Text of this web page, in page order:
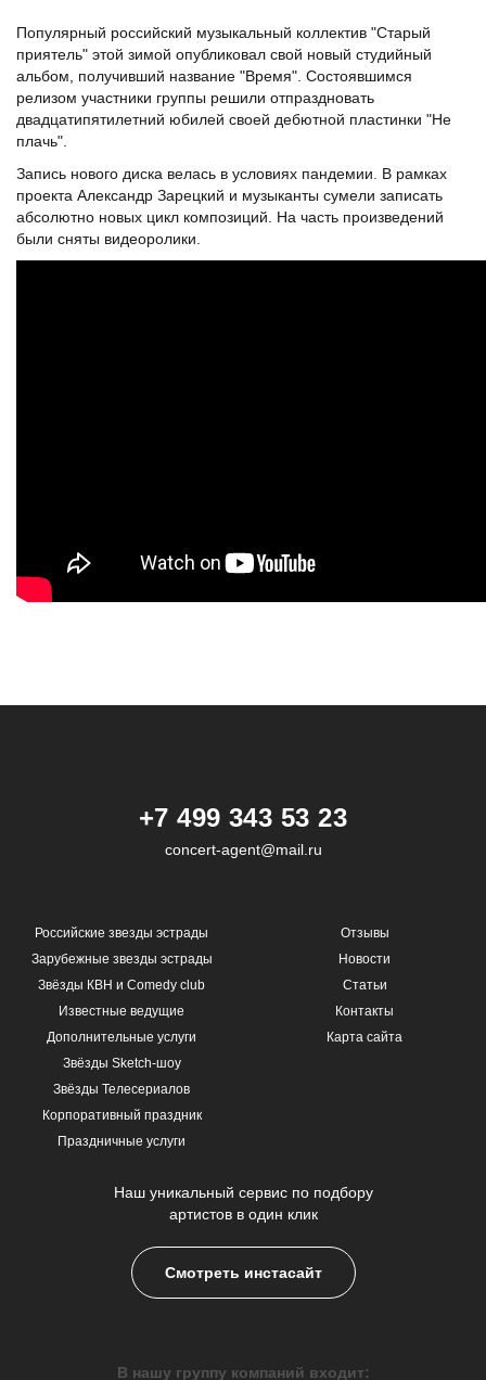
Популярный российский музыкальный коллектив "Старый
приятель" этой зимой опубликовал свой новый студийный
альбом, получивший название "Время". Состоявшимся
релизом участники группы решили отпраздновать
двадцатипятилетний юбилей своей дебютной пластинки "Не
плачь".
Запись нового диска велась в условиях пандемии. В рамках
проекта Александр Зарецкий и музыканты сумели записать
абсолютно новых цикл композиций. На часть произведений
были сняты видеоролики.
+7 499 343 53 23
concert-agent@mail.ru
Российские звезды эстрады
Зарубежные звезды эстрады
Звёзды КВН и Comedy club
Известные ведущие
Дополнительные услуги
Звёзды Sketch-шоу
Звёзды Телесериалов
Корпоративный праздник
Праздничные услуги
Отзывы
Новости
Статьи
Контакты
Карта сайта
Наш уникальный сервис по подбору
артистов в один клик
Смотреть инстасайт
В нашу группу компаний входит: